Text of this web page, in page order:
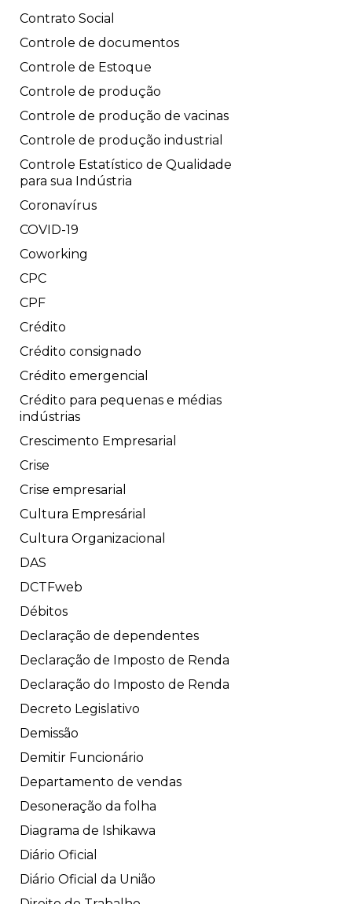
Contrato Social
Controle de documentos
Controle de Estoque
Controle de produção
Controle de produção de vacinas
Controle de produção industrial
Controle Estatístico de Qualidade
para sua Indústria
Coronavírus
COVID-19
Coworking
CPC
CPF
Crédito
Crédito consignado
Crédito emergencial
Crédito para pequenas e médias
indústrias
Crescimento Empresarial
Crise
Crise empresarial
Cultura Empresárial
Cultura Organizacional
DAS
DCTFweb
Débitos
Declaração de dependentes
Declaração de Imposto de Renda
Declaração do Imposto de Renda
Decreto Legislativo
Demissão
Demitir Funcionário
Departamento de vendas
Desoneração da folha
Diagrama de Ishikawa
Diário Oficial
Diário Oficial da União